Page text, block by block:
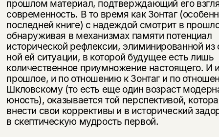
прошлом материал, подтверждаю­щий его
современность. В то время как Зонтаг
по­следней книге) с надеждой смотрит в
обнаруживая в механизмах памяти потенциал
исторической рефлексии, элиминированной
ной ей ситуации, в которой будущее есть лишь
количественное приумножение настоящего. И
прошлое, и по отношению к Зонтаг и по
Шкловскому (то есть еще один возраст
юность), оказывается той перспективой,
внести свои коррективы и в исторический
в скептическую мудрость первой.